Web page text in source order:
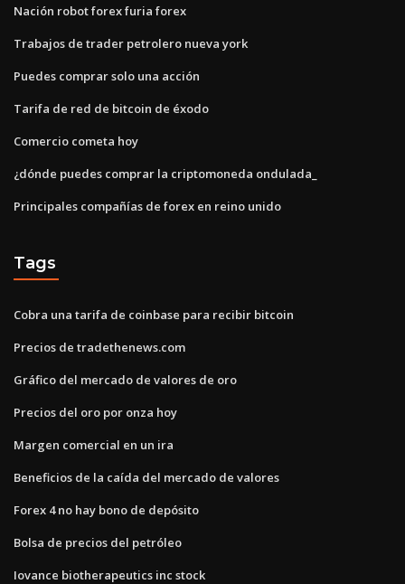
Nación robot forex furia forex
Trabajos de trader petrolero nueva york
Puedes comprar solo una acción
Tarifa de red de bitcoin de éxodo
Comercio cometa hoy
¿dónde puedes comprar la criptomoneda ondulada_
Principales compañías de forex en reino unido
Tags
Cobra una tarifa de coinbase para recibir bitcoin
Precios de tradethenews.com
Gráfico del mercado de valores de oro
Precios del oro por onza hoy
Margen comercial en un ira
Beneficios de la caída del mercado de valores
Forex 4 no hay bono de depósito
Bolsa de precios del petróleo
Iovance biotherapeutics inc stock